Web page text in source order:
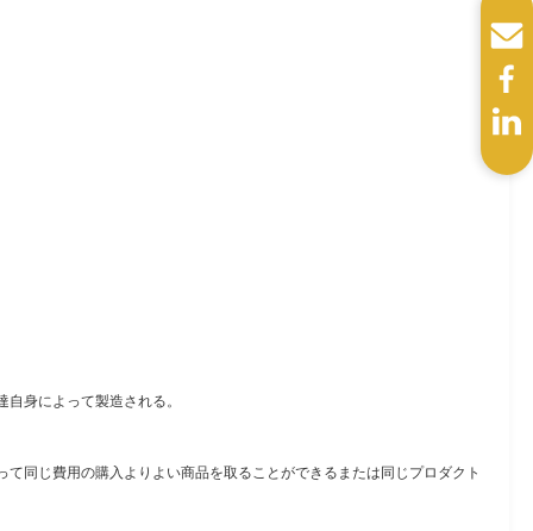
身によって製造される。
同じ費用の購入よりよい商品を取ることができるまたは同じプロダクト